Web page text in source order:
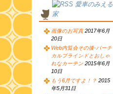
愛車のみえる
家
画像のお写真 2017年6月
20日
Web内覧会その後-バーチ
カルブラインドとおしゃ
れなカーテン 2015年6月
10日
もう6月ですよ！？ 2015
年5月31日